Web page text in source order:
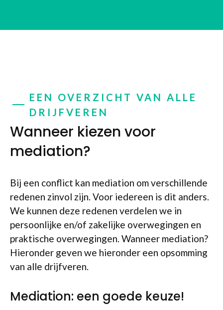
EEN OVERZICHT VAN ALLE
DRIJFVEREN
Wanneer kiezen voor
mediation?
Bij een conflict kan mediation om verschillende
redenen zinvol zijn. Voor iedereen is dit anders.
We kunnen deze redenen verdelen we in
persoonlijke en/of zakelijke overwegingen en
praktische overwegingen. Wanneer mediation?
Hieronder geven we hieronder een opsomming
van alle drijfveren.
Mediation: een goede keuze!